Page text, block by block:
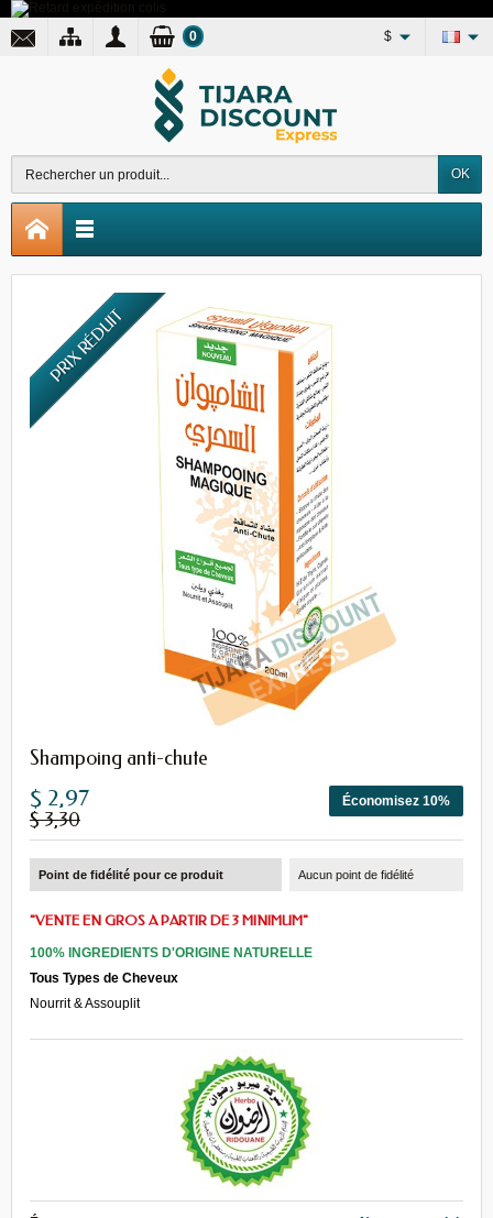
$
OK
0
PRIX RÉDUIT
Shampoing anti-chute
Économisez 10%
$ 2,97
$ 3,30
Point de fidélité pour ce produit Aucun point de fidélité
"VENTE EN GROS A PARTIR DE 3 MINIMUM"
100% INGREDIENTS D'ORIGINE NATURELLE
Tous Types de Cheveux
Nourrit & Assouplit